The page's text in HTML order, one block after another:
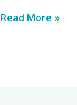
Read More »